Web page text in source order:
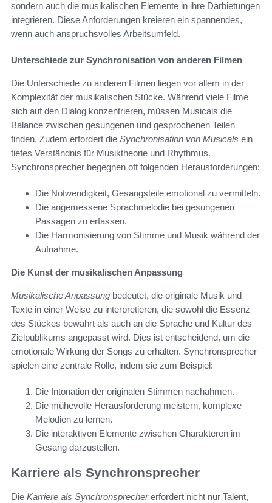
sondern auch die musikalischen Elemente in ihre Darbietungen
integrieren. Diese Anforderungen kreieren ein spannendes,
wenn auch anspruchsvolles Arbeitsumfeld.
Unterschiede zur Synchronisation von anderen Filmen
Die Unterschiede zu anderen Filmen liegen vor allem in der
Komplexität der musikalischen Stücke. Während viele Filme
sich auf den Dialog konzentrieren, müssen Musicals die
Balance zwischen gesungenen und gesprochenen Teilen
finden. Zudem erfordert die Synchronisation von Musicals ein
tiefes Verständnis für Musiktheorie und Rhythmus.
Synchronsprecher begegnen oft folgenden Herausforderungen:
Die Notwendigkeit, Gesangsteile emotional zu vermitteln.
Die angemessene Sprachmelodie bei gesungenen
Passagen zu erfassen.
Die Harmonisierung von Stimme und Musik während der
Aufnahme.
Die Kunst der musikalischen Anpassung
Musikalische Anpassung bedeutet, die originale Musik und
Texte in einer Weise zu interpretieren, die sowohl die Essenz
des Stückes bewahrt als auch an die Sprache und Kultur des
Zielpublikums angepasst wird. Dies ist entscheidend, um die
emotionale Wirkung der Songs zu erhalten. Synchronsprecher
spielen eine zentrale Rolle, indem sie zum Beispiel:
Die Intonation der originalen Stimmen nachahmen.
Die mühevolle Herausforderung meistern, komplexe
Melodien zu lernen.
Die interaktiven Elemente zwischen Charakteren im
Gesang darzustellen.
Karriere als Synchronsprecher
Die Karriere als Synchronsprechererfordert nicht nur Talent,